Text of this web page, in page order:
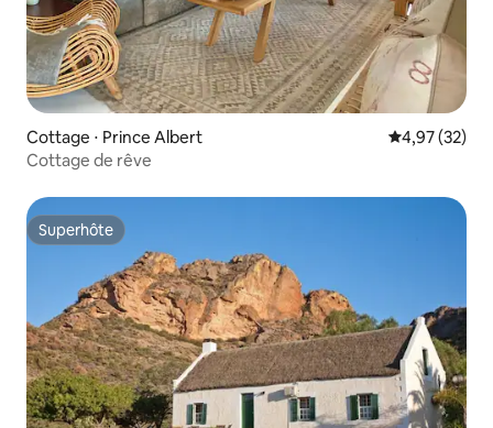
Cottage ⋅ Prince Albert Évaluation
4,97 (32)
Cottage de rêve
Superhôte
Superhôte